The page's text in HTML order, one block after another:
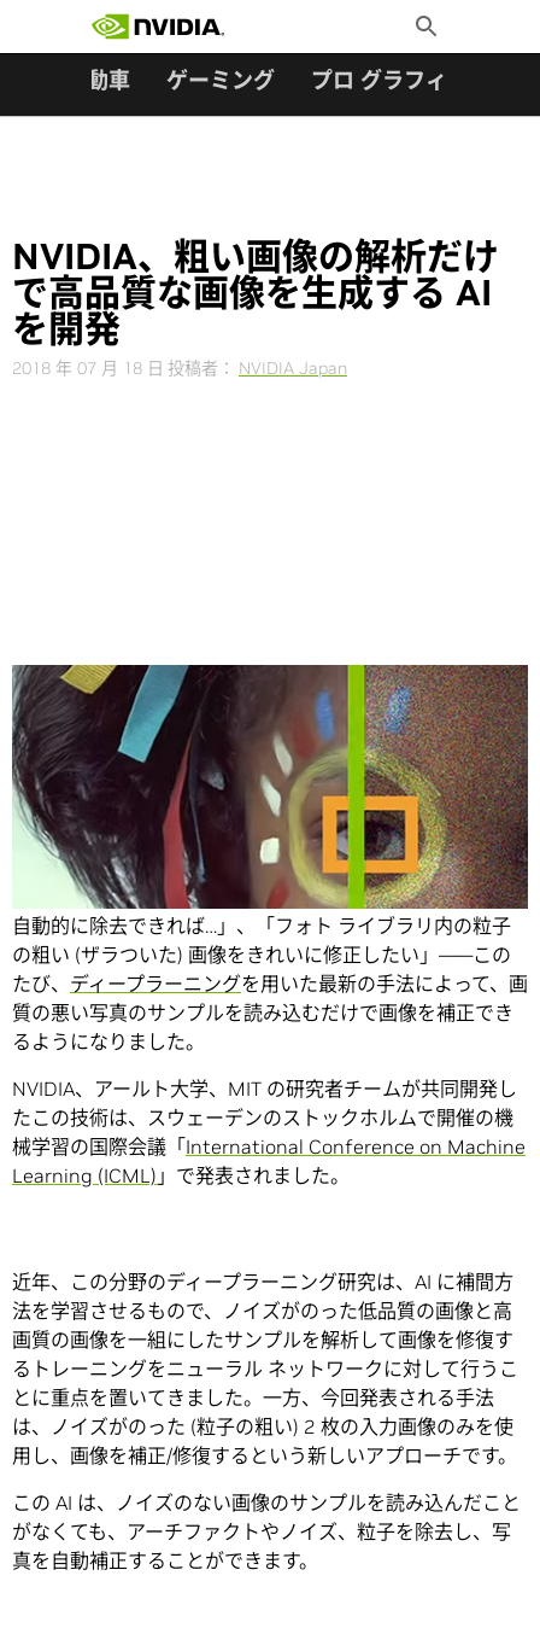
Toggle
Search
自動車 ゲーミング プロ グラフィックス
NVIDIA、粗い画像の解析だけ
で高品質な画像を生成する AI
を開発
2018 年 07 月 18 日 投稿者： NVIDIA Japan
Share
「暗い場所で撮影した写真からノイズやアーチファクトを
自動的に除去できれば…」、「フォト ライブラリ内の粒子
の粗い (ザラついた) 画像をきれいに修正したい」 ――この
たび、 ディープラーニングを用いた最新の手法によって、画
質の悪い写真のサンプルを読み込むだけで画像を補正でき
るようになりました。
NVIDIA、アールト大学、MIT の研究者チームが共同開発し
たこの技術は、スウェーデンのストックホルムで開催の機
械学習の国際会議「International Conference on Machine
Learning (ICML) 」で発表されました。
近年、この分野のディープラーニング研究は、AI に補間方
法を学習させるもので、ノイズがのった低品質の画像と高
画質の画像を一組にしたサンプルを解析して画像を修復す
るトレーニングをニューラル ネットワークに対して行うこ
とに重点を置いてきました。一方、今回発表される手法
は、ノイズがのった (粒子の粗い) 2 枚の入力画像のみを使
用し、画像を補正/修復するという新しいアプローチです。
この AI は、ノイズのない画像のサンプルを読み込んだこと
がなくても、アーチファクトやノイズ、粒子を除去し、写
真を自動補正することができます。